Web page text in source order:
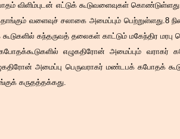
விளிம்புடன் எட்டுக் கூடுவளைவுகள்
வளைவுச் சலாகை அமைப்பும் பெற்றுள்ளது.8
கந்தருவத் தலைகள் காட்டும் மகேந்திர மரபு
எழுகதிரோன் அமைப்பும் வராகர்
அமைப்பு பெருவராகர் மண்டபக் கபோதக்
கருதத்தக்கது.